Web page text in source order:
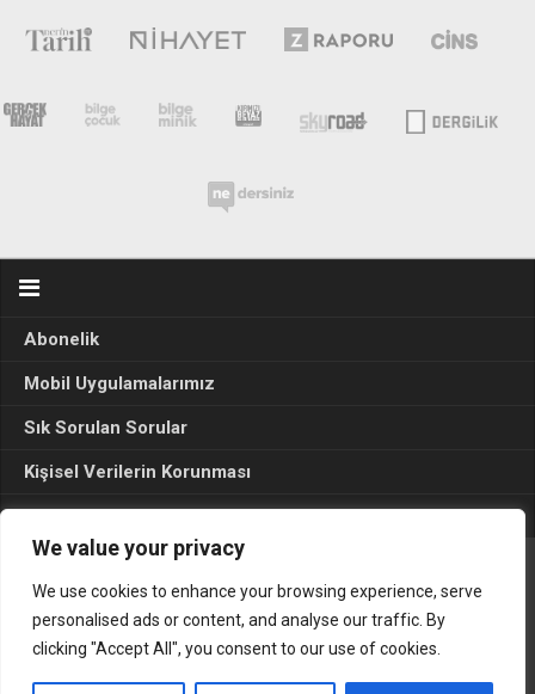
We value your privacy
We use cookies to enhance your browsing experience, serve
personalised ads or content, and analyse our traffic. By
clicking "Accept All", you consent to our use of cookies.
Abonelik
Mobil Uygulamalarımız
Sık Sorulan Sorular
Kişisel Verilerin Korunması
Seçim Sonuçları 2024
Gerçek Hayat © 2015. Her hakkı sakldır.